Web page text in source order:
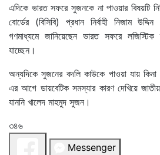
এদিকে ভারত সফরে সুজনকে না পাওয়ার বিষয়টি
বোর্ডের (বিসিবি) প্রধান নির্বাহী নিজাম
গণমাধ্যমে জানিয়েছেন ভারত সফরে লজিস্টিক
যাচ্ছেন।
অন্যদিকে সুজনের বদলি কাউকে পাওয়া যায়
এর আগে ডায়বেটিক সমস্যার কারণ দেখিয়ে
যাননি খালেদ মাহমুদ সুজন।
৩৪৬
Messenger